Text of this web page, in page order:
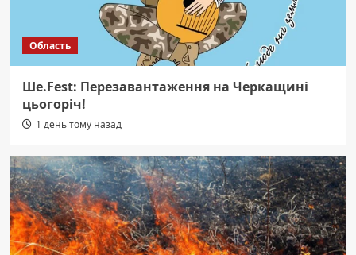
Область
Ше.Fest: Перезавантаження на Черкащині
цьогоріч!
1 день тому назад